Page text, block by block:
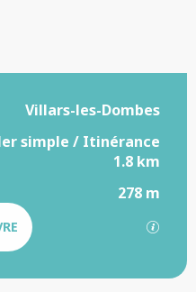
Villars-les-Dombes
simple / Itinérance
1.8 km
278 m